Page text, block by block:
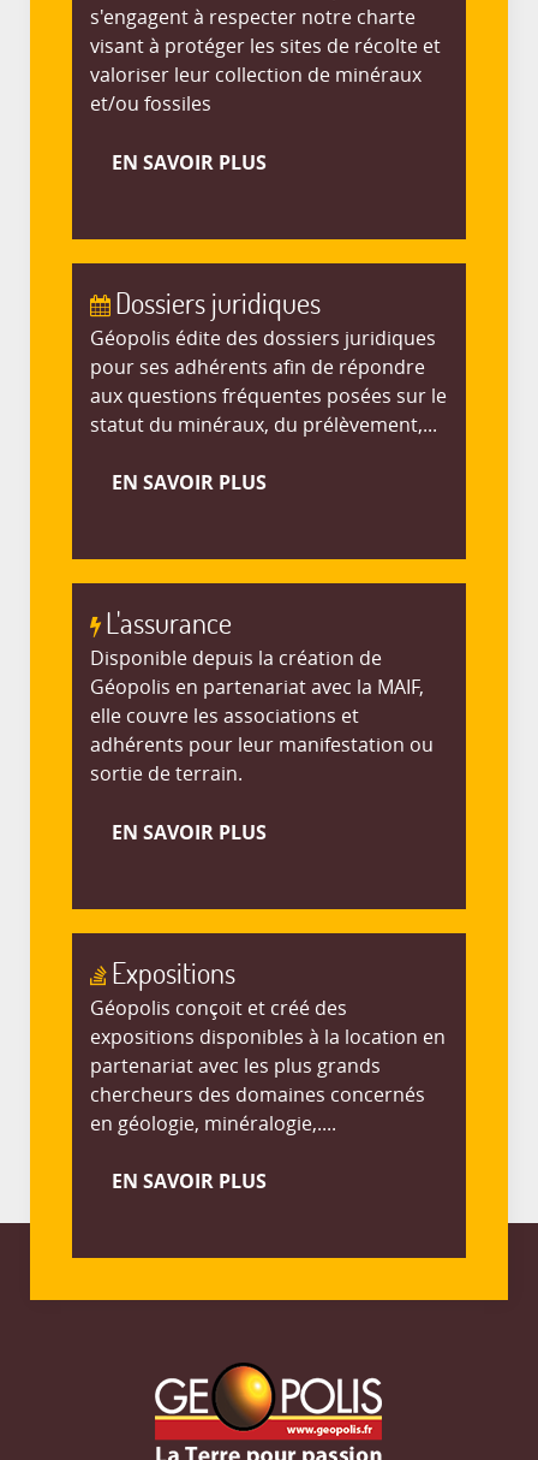
s'engagent à respecter notre charte
visant à protéger les sites de récolte et
valoriser leur collection de minéraux
et/ou fossiles
EN SAVOIR PLUS
Dossiers juridiques
Géopolis édite des dossiers juridiques
pour ses adhérents afin de répondre
aux questions fréquentes posées sur le
statut du minéraux, du prélèvement,...
EN SAVOIR PLUS
L'assurance
Disponible depuis la création de
Géopolis en partenariat avec la MAIF,
elle couvre les associations et
adhérents pour leur manifestation ou
sortie de terrain.
EN SAVOIR PLUS
Expositions
Géopolis conçoit et créé des
expositions disponibles à la location en
partenariat avec les plus grands
chercheurs des domaines concernés
en géologie, minéralogie,....
EN SAVOIR PLUS